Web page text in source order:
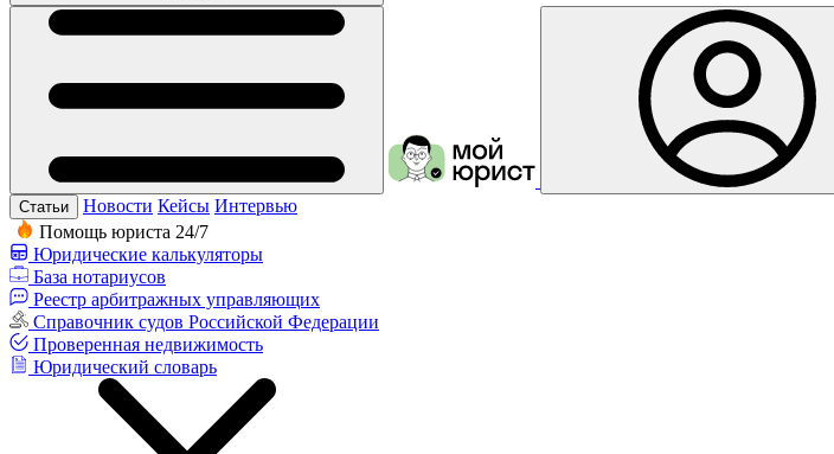
Статьи Новости Кейсы Интервью
Помощь юриста 24/7
Юридические калькуляторы
База нотариусов
Реестр арбитражных управляющих
Справочник судов Российской Федерации
Проверенная недвижимость
Юридический словарь